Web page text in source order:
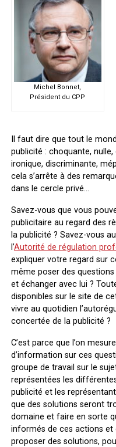
Michel Bonnet,
Président du CPP
Il faut dire que tout le
publicité : choquante,
ironique, discriminante,
cela s’arrête à des
dans le cercle privé…
Savez-vous que vous
publicitaire au regard des
la publicité ? Savez-vous
l’Autorité de régulation
expliquer votre regard sur
même poser des
et échanger avec lui ?
disponibles sur le site de
vivre au quotidien
concertée de la publicité ?
C’est parce que l’on
d’information sur ces
groupe de travail sur le
représentées les
publicité et les
que des solutions seront
domaine et faire en sorte
informés de ces actions et
proposer des solutions,